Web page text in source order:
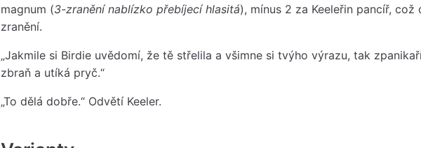
magnum (3-zranění nablízko přebíjecí hlasitá), mínus 2 za Keeleřin pancíř, což
zranění.
„Jakmile si Birdie uvědomí, že tě střelila a všimne si tvýho výrazu, tak
zbraň a utíká pryč.“
„To dělá dobře.“ Odvětí Keeler.